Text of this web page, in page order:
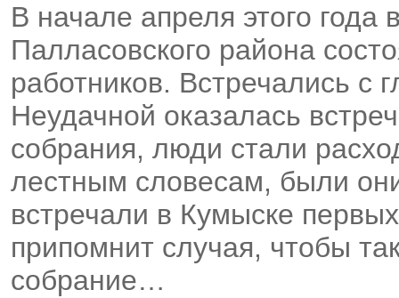
В начале апреля этого
Палласовского района
работников. Встречались с
Неудачной оказалась
собрания, люди стали
лестным словесам, были
встречали в Кумыске
припомнит случая, чтобы
собрание…